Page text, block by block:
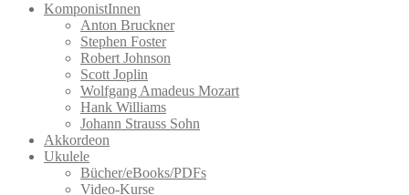
KomponistInnen
Anton Bruckner
Stephen Foster
Robert Johnson
Scott Joplin
Wolfgang Amadeus Mozart
Hank Williams
Johann Strauss Sohn
Akkordeon
Ukulele
Bücher/eBooks/PDFs
Video-Kurse